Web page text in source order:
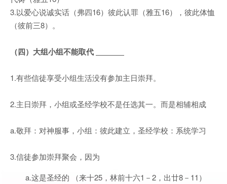
3.以爱心说诚实话（弗四16）彼此认罪（雅五16），彼此体恤
（彼前三8）。
（四）大组小组不能取代
1.有些信徒享受小组生活没有参加主日崇拜。
2.主日崇拜，小组或圣经学校不是任选其一。而是相辅相成
a.敬拜：对神服事，小组：彼此建立，圣经学校：系统学习
3.信徒参加崇拜聚会，因为
a.这是圣经的 （来十25，林前十六1－2，出廿8－11）